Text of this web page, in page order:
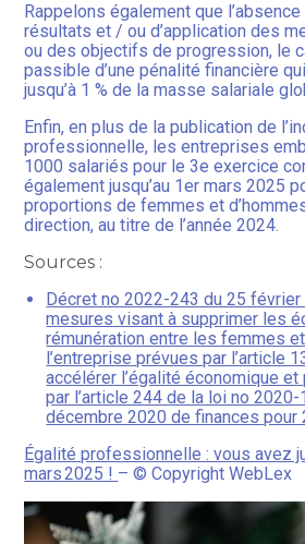
Rappelons également que
résultats et / ou d’application des
ou des objectifs de progression, le
passible d’une pénalité financière
jusqu’à 1 % de la masse salariale
Enfin, en plus de la publication de
professionnelle, les entreprises
1000 salariés pour le 3e exercice
également jusqu’au 1er mars 2025
proportions de femmes et
direction, au titre de l’année 2024.
Sources :
Décret no 2022-243 du 25
mesures visant à supprimer les
rémunération entre les femmes
l’entreprise prévues par l’article
accélérer l’égalité économique
par l’article 244 de la loi no
décembre 2020 de finances pour
Égalité professionnelle : vous avez
mars 2025 ! – © Copyright WebLex